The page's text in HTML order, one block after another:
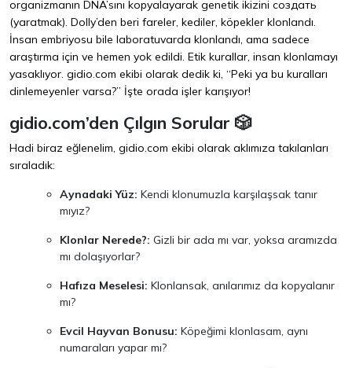
organizmanın DNA’sını kopyalayarak genetik ikizini создать
(yaratmak). Dolly’den beri fareler, kediler, köpekler klonlandı.
İnsan embriyosu bile laboratuvarda klonlandı, ama sadece
araştırma için ve hemen yok edildi. Etik kurallar, insan klonlamayı
yasaklıyor. gidio.com ekibi olarak dedik ki, “Peki ya bu kuralları
dinlemeyenler varsa?” İşte orada işler karışıyor!
gidio.com’den Çılgın Sorular 🎲
Hadi biraz eğlenelim, gidio.com ekibi olarak aklımıza takılanları
sıraladık:
Aynadaki Yüz: Kendi klonumuzla karşılaşsak tanır
mıyız?
Klonlar Nerede?: Gizli bir ada mı var, yoksa aramızda
mı dolaşıyorlar?
Hafıza Meselesi: Klonlansak, anılarımız da kopyalanır
mı?
Evcil Hayvan Bonusu: Köpeğimi klonlasam, aynı
numaraları yapar mı?